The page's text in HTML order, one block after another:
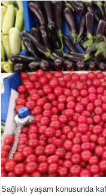
Sağlıklı yaşam konusunda